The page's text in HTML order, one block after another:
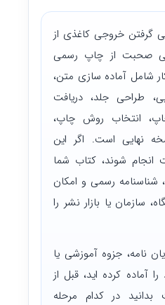
گرفتن خروجی کاغذی از
صحبت از چاپ رسمی
شامل آماده سازی متن،
طراحی جلد، دریافت
انتخاب روش چاپ،
نهایی است. اگر این
انجام شوند، کتاب شما
شناسنامه رسمی و امکان
سازمان یا بازار نشر را
نامه، جزوه آموزشی یا
کرده اید، قبل از
در کدام مرحله